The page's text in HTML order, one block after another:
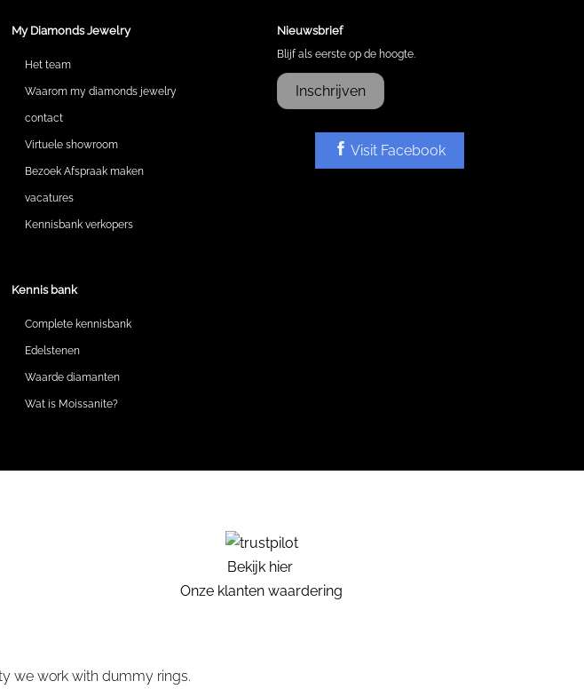
My Diamonds Jewelry
Het team
Waarom my diamonds jewelry
contact
Virtuele showroom
Bezoek Afspraak maken
vacatures
Kennisbank verkopers
Kennis bank
Complete kennisbank
Edelstenen
Waarde diamanten
Wat is Moissanite?
Nieuwsbrief
Blijf als eerste op de hoogte.
Inschrijven
Visit Facebook
Bekijk hier
Onze klanten waardering
we work with dummy rings.